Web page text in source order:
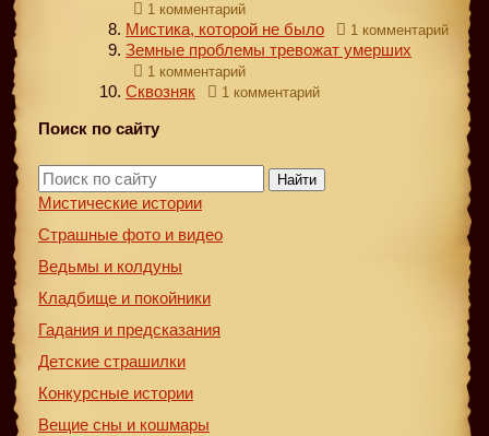
1 комментарий
Мистика, которой не было 1 комментарий
Земные проблемы тревожат умерших
1 комментарий
Сквозняк 1 комментарий
Поиск по сайту
Найти
Мистические истории
Страшные фото и видео
Ведьмы и колдуны
Кладбище и покойники
Гадания и предсказания
Детские страшилки
Конкурсные истории
Вещие сны и кошмары